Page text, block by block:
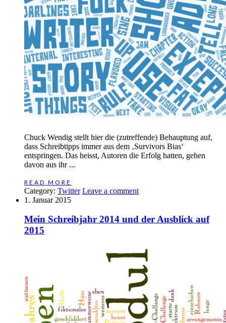
Chuck Wendig stellt hier die (zutreffende) Behauptung auf,
dass Schreibtipps immer aus dem ‚Survivors Bias‘
entspringen. Das heisst, Autoren die Erfolg hatten, gehen
davon aus ihr ...
READ MORE
Category: Twitter Leave a comment
1. Januar 2015
Mein Schreibjahr 2014 und der Ausblick auf
2015